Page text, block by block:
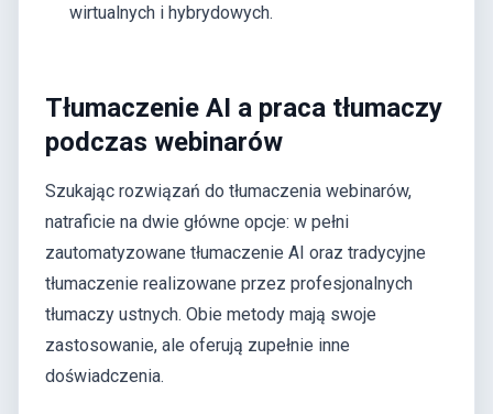
wirtualnych i hybrydowych.
Tłumaczenie AI a praca tłumaczy
podczas webinarów
Szukając rozwiązań do tłumaczenia webinarów,
natraficie na dwie główne opcje: w pełni
zautomatyzowane tłumaczenie AI oraz tradycyjne
tłumaczenie realizowane przez profesjonalnych
tłumaczy ustnych. Obie metody mają swoje
zastosowanie, ale oferują zupełnie inne
doświadczenia.